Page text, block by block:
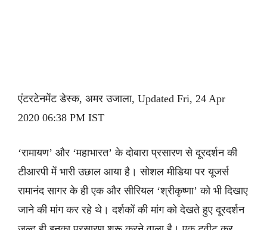
एंटरटेनमेंट डेस्क, अमर उजाला, Updated Fri, 24 Apr
2020 06:38 PM IST
‘रामायण’ और ‘महाभारत’ के दोबारा प्रसारण से दूरदर्शन की
टीआरपी में भारी उछाल आया है। सोशल मीडिया पर यूजर्स
रामानंद सागर के ही एक और सीरियल ‘श्रीकृष्णा’ को भी दिखाए
जाने की मांग कर रहे थे। दर्शकों की मांग को देखते हुए दूरदर्शन